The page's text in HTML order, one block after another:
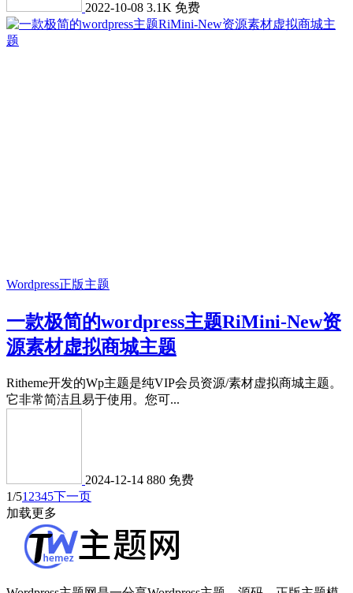
2022-10-08 3.1K 免费
Wordpress正版主题
一款极简的wordpress主题RiMini-New资
源素材虚拟商城主题
Ritheme开发的Wp主题是纯VIP会员资源/素材虚拟商城主题。
它非常简洁且易于使用。您可...
2024-12-14 880 免费
1/51 2345下一页
加载更多